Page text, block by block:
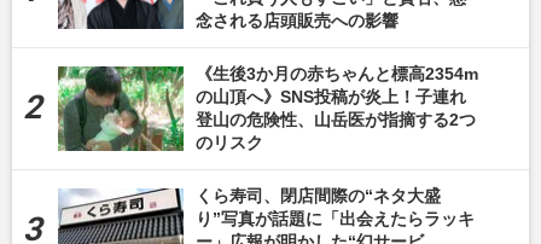
念される店頭販売への影響
《生後3か月の赤ちゃんと標高2354m
の山頂へ》SNS投稿が炎上！子連れ
登山の危険性、山岳医が指摘する2つ
のリスク
くら寿司、閉店間際の“ネタ大盛
り”写真が話題に「出会えたらラッキ